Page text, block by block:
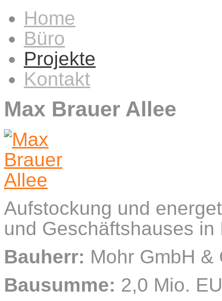
Home
Büro
Projekte
Kontakt
Max Brauer Allee
Aufstockung und
und Geschäftshauses in
Bauherr: Mohr GmbH &
Bausumme: 2,0 Mio.